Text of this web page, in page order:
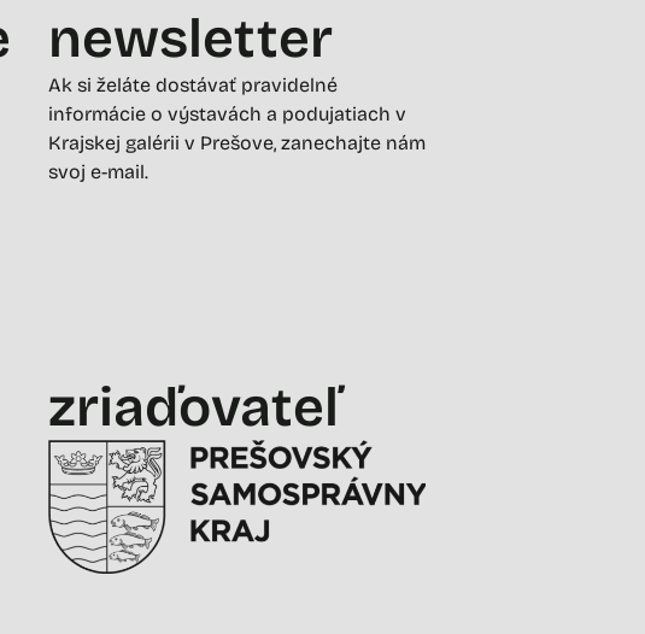
newsletter
Ak si želáte dostávať pravidelné
informácie o výstavách a podujatiach v
Krajskej galérii v Prešove, zanechajte nám
svoj e-mail.
zriaďovateľ